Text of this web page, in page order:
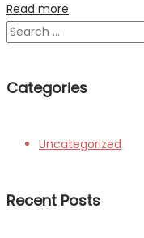
Read more
Search
Categories
Uncategorized
Recent Posts